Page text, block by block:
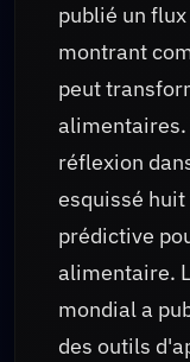
publié un
montrant
peut
alimentaires.
réflexion
esquissé
prédictive
alimentaire.
mondial a
des outils